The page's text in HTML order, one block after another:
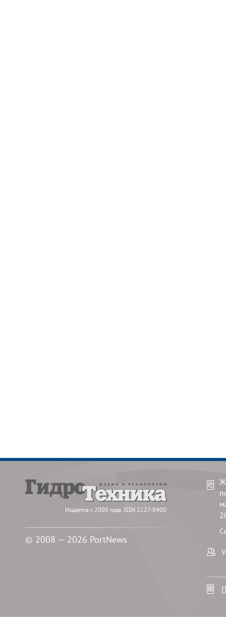
Издается с 2008 года. ISSN 2227-8400
© 2008 — 2026 PortNews